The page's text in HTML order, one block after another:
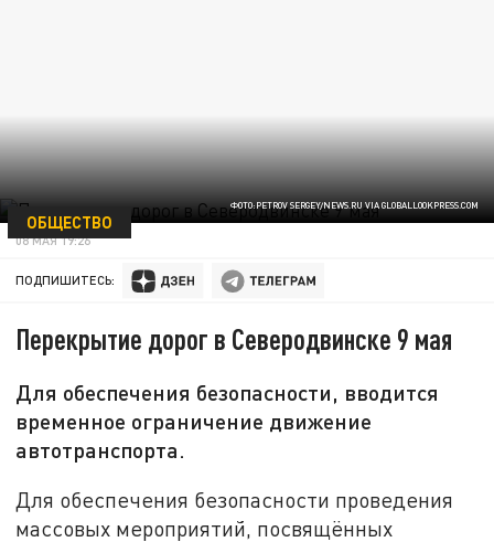
ФОТО:PETROV SERGEY/NEWS.RU VIA GLOBALLOOKPRESS.COM
ОБЩЕСТВО
08 МАЯ 19:26
ПОДПИШИТЕСЬ:
Перекрытие дорог в Северодвинске 9 мая
Для обеспечения безопасности, вводится
временное ограничение движение
автотранспорта.
Для обеспечения безопасности проведения
массовых мероприятий, посвящённых